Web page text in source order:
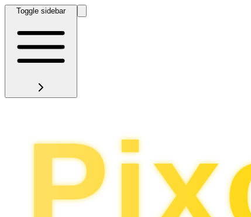
Toggle sidebar